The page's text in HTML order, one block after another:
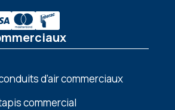
d’air commerciaux
commercial